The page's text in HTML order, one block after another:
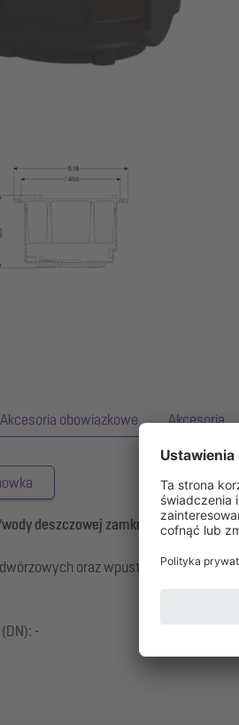
Akcesoria obowiązkowe Akcesoria
deszczowej zamknięty, d: 450 mm
oraz wpustów wody
-